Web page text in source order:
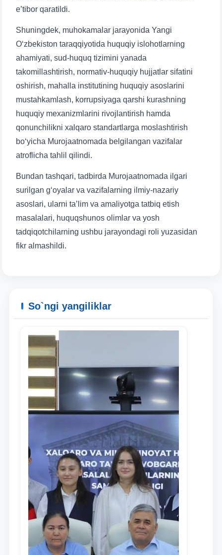
Ism va familiyangiz
Telefon raqamingiz
Pochta
e’tibor qaratildi.
Shuningdek, muhokamalar jarayonida Yangi
O‘zbekiston taraqqiyotida huquqiy islohotlarning
ahamiyati, sud-huquq tizimini yanada
takomillashtirish, normativ-huquqiy hujjatlar sifatini
oshirish, mahalla institutining huquqiy asoslarini
mustahkamlash, korrupsiyaga qarshi kurashning
huquqiy mexanizmlarini rivojlantirish hamda
qonunchilikni xalqaro standartlarga moslashtirish
bo‘yicha Murojaatnomada belgilangan vazifalar
atroflicha tahlil qilindi.
Bundan tashqari, tadbirda Murojaatnomada ilgari
surilgan g‘oyalar va vazifalarning ilmiy-nazariy
asoslari, ularni ta’lim va amaliyotga tatbiq etish
masalalari, huquqshunos olimlar va yosh
tadqiqotchilarning ushbu jarayondagi roli yuzasidan
fikr almashildi.
So`ngi yangiliklar